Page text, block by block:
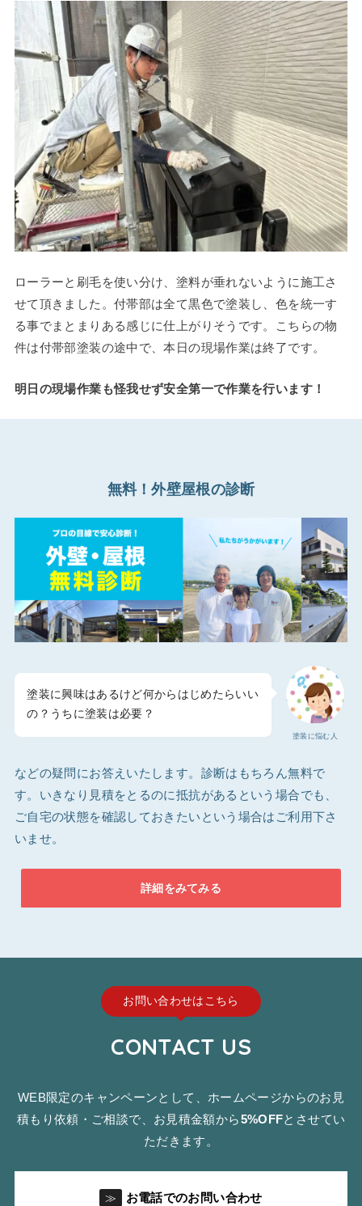
ローラーと刷毛を使い分け、塗料が垂れないように施工さ
せて頂きました。付帯部は全て黒色で塗装し、色を統一す
る事でまとまりある感じに仕上がりそうです。こちらの物
件は付帯部塗装の途中で、本日の現場作業は終了です。
明日の現場作業も怪我せず安全第一で作業を行います！
無料！外壁屋根の診断
塗装に悩む人
塗装に興味はあるけど何からはじめたらいい
の？うちに塗装は必要？
などの疑問にお答えいたします。診断はもちろん無料で
す。いきなり見積をとるのに抵抗があるという場合でも、
ご自宅の状態を確認しておきたいという場合はご利用下さ
いませ。
詳細をみてみる
お問い合わせはこちら
CONTACT US
WEB限定のキャンペーンとして、ホームページからのお見
積もり依頼・ご相談で、お見積金額から5%OFFとさせてい
ただきます。
≫ お電話でのお問い合わせ